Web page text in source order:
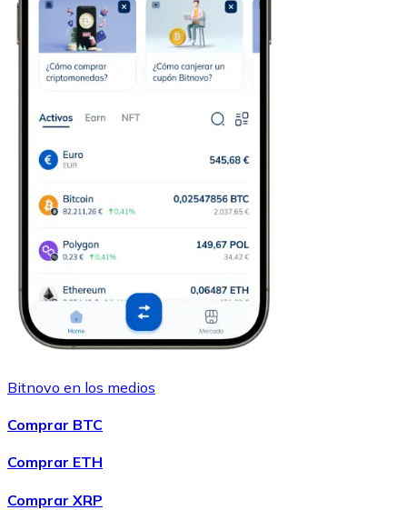
Bitnovo en los medios
Comprar BTC
Comprar ETH
Comprar XRP